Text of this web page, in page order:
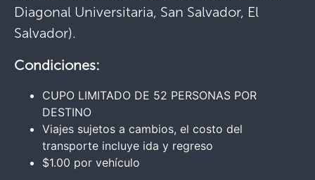
Diagonal Universitaria, San Salvador, El
Salvador).
Condiciones:
CUPO LIMITADO DE 52 PERSONAS POR
DESTINO
Viajes sujetos a cambios, el costo del
transporte incluye ida y regreso
$1.00 por vehículo